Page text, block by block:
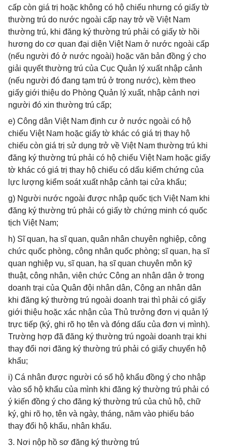
cấp còn giá trị hoặc không có hộ chiếu nhưng có giấy tờ
thường trú do nước ngoài cấp nay trở về Việt Nam
thường trú, khi đăng ký thường trú phải có giấy tờ hồi
hương do cơ quan đại diện Việt Nam ở nước ngoài cấp
(nếu người đó ở nước ngoài) hoặc văn bản đồng ý cho
giải quyết thường trú của Cục Quản lý xuất nhập cảnh
(nếu người đó đang tạm trú ở trong nước), kèm theo
giấy giới thiệu do Phòng Quản lý xuất, nhập cảnh nơi
người đó xin thường trú cấp;
e) Công dân Việt Nam định cư ở nước ngoài có hộ
chiếu Việt Nam hoặc giấy tờ khác có giá trị thay hộ
chiếu còn giá trị sử dụng trở về Việt Nam thường trú khi
đăng ký thường trú phải có hộ chiếu Việt Nam hoặc giấy
tờ khác có giá trị thay hộ chiếu có dấu kiểm chứng của
lực lượng kiểm soát xuất nhập cảnh tại cửa khẩu;
g) Người nước ngoài được nhập quốc tịch Việt Nam khi
đăng ký thường trú phải có giấy tờ chứng minh có quốc
tịch Việt Nam;
h) Sĩ quan, hạ sĩ quan, quân nhân chuyên nghiệp, công
chức quốc phòng, công nhân quốc phòng; sĩ quan, hạ sĩ
quan nghiệp vụ, sĩ quan, hạ sĩ quan chuyên môn kỹ
thuật, công nhân, viên chức Công an nhân dân ở trong
doanh trại của Quân đội nhân dân, Công an nhân dân
khi đăng ký thường trú ngoài doanh trại thì phải có giấy
giới thiệu hoặc xác nhận của Thủ trưởng đơn vị quản lý
trực tiếp (ký, ghi rõ họ tên và đóng dấu của đơn vị mình).
Trường hợp đã đăng ký thường trú ngoài doanh trại khi
thay đổi nơi đăng ký thường trú phải có giấy chuyển hộ
khẩu;
i) Cá nhân được người có sổ hộ khẩu đồng ý cho nhập
vào sổ hộ khẩu của mình khi đăng ký thường trú phải có
ý kiến đồng ý cho đăng ký thường trú của chủ hộ, chữ
ký, ghi rõ họ, tên và ngày, tháng, năm vào phiếu báo
thay đổi hộ khẩu, nhân khẩu.
3. Nơi nộp hồ sơ đăng ký thường trú